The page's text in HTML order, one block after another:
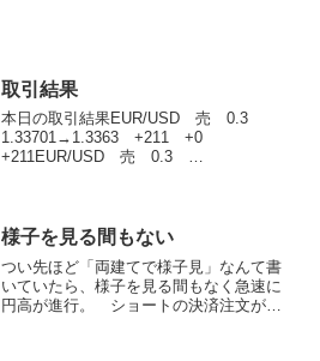
取引結果
本日の取引結果EUR/USD 売 0.3
1.33701→1.3363 +211 +0
+211EUR/USD 売 0.3
様子を見る間もない
つい先ほど「両建てで様子見」なんて書
いていたら、様子を見る間もなく急速に
円高が進行。 ショートの決済注文が実